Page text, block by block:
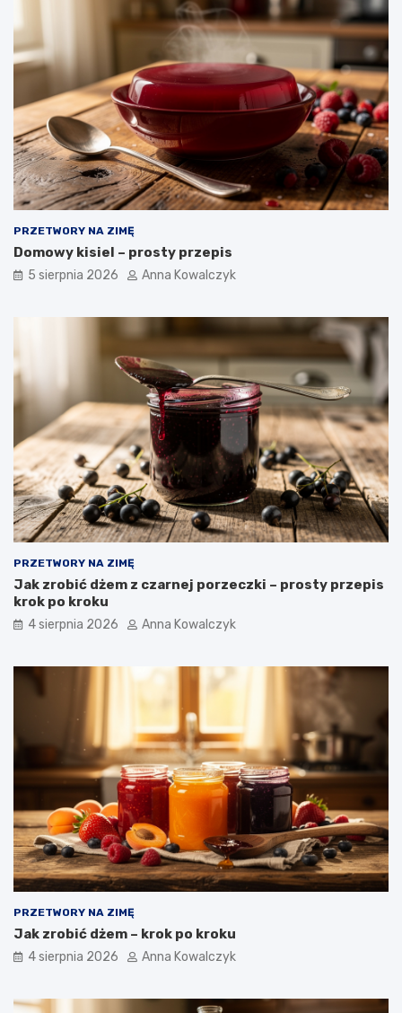
PRZETWORY NA ZIMĘ
Domowy kisiel – prosty przepis
5 sierpnia 2026 Anna Kowalczyk
PRZETWORY NA ZIMĘ
Jak zrobić dżem z czarnej porzeczki – prosty przepis
krok po kroku
4 sierpnia 2026 Anna Kowalczyk
PRZETWORY NA ZIMĘ
Jak zrobić dżem – krok po kroku
4 sierpnia 2026 Anna Kowalczyk